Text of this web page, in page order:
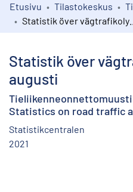
Kokoelmat
Etusivu Tilastokeskus
Statistik över
augusti
Statistics on road traffic
Statistikcentralen
2021